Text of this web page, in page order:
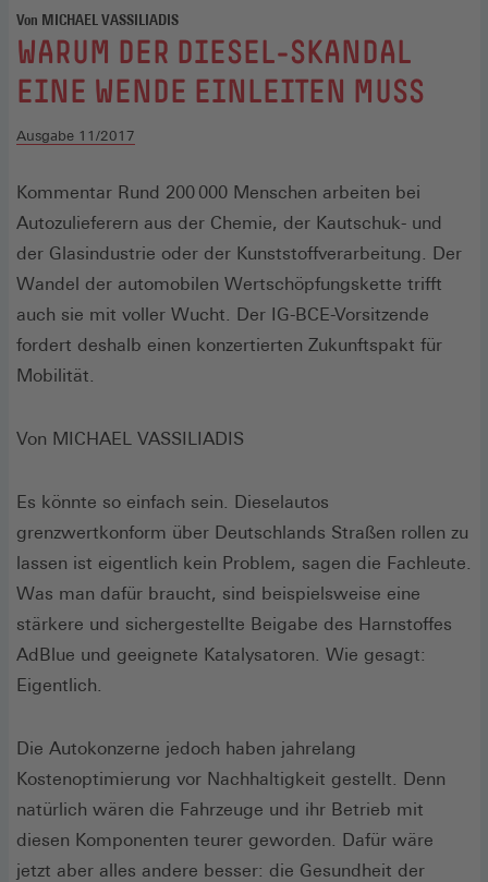
Von MICHAEL VASSILIADIS
:
WARUM DER DIESEL-SKANDAL
EINE WENDE EINLEITEN MUSS
Ausgabe 11/2017
Kommentar Rund 200 000 Menschen arbeiten bei
Autozulieferern aus der Chemie, der Kautschuk- und
der Glasindustrie oder der Kunststoffverarbeitung. Der
Wandel der automobilen Wertschöpfungskette trifft
auch sie mit voller Wucht. Der IG-BCE-Vorsitzende
fordert deshalb einen konzertierten Zukunftspakt für
Mobilität.
Von MICHAEL VASSILIADIS
Es könnte so einfach sein. Dieselautos
grenzwertkonform über Deutschlands Straßen rollen zu
lassen ist eigentlich kein Problem, sagen die Fachleute.
Was man dafür braucht, sind beispielsweise eine
stärkere und sichergestellte Beigabe des Harnstoffes
AdBlue und geeignete Katalysatoren. Wie gesagt:
Eigentlich.
Die Autokonzerne jedoch haben jahrelang
Kostenoptimierung vor Nachhaltigkeit gestellt. Denn
natürlich wären die Fahrzeuge und ihr Betrieb mit
diesen Komponenten teurer geworden. Dafür wäre
jetzt aber alles andere besser: die Gesundheit der